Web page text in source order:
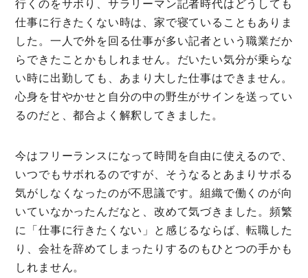
行くのをサボり、サラリーマン記者時代はどうしても
仕事に行きたくない時は、家で寝ていることもありま
した。一人で外を回る仕事が多い記者という職業だか
らできたことかもしれません。だいたい気分が乗らな
い時に出勤しても、あまり大した仕事はできません。
心身を甘やかせと自分の中の野生がサインを送ってい
るのだと、都合よく解釈してきました。
今はフリーランスになって時間を自由に使えるので、
いつでもサボれるのですが、そうなるとあまりサボる
気がしなくなったのが不思議です。組織で働くのが向
いていなかったんだなと、改めて気づきました。頻繁
に「仕事に行きたくない」と感じるならば、転職した
り、会社を辞めてしまったりするのもひとつの手かも
しれません。